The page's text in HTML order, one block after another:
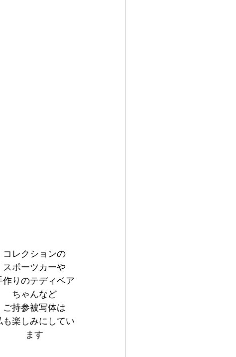
コレクションの
スポーツカーや
作りのテディベア
ちゃんなど
ご持参被写体は
も楽しみにしてい
ます